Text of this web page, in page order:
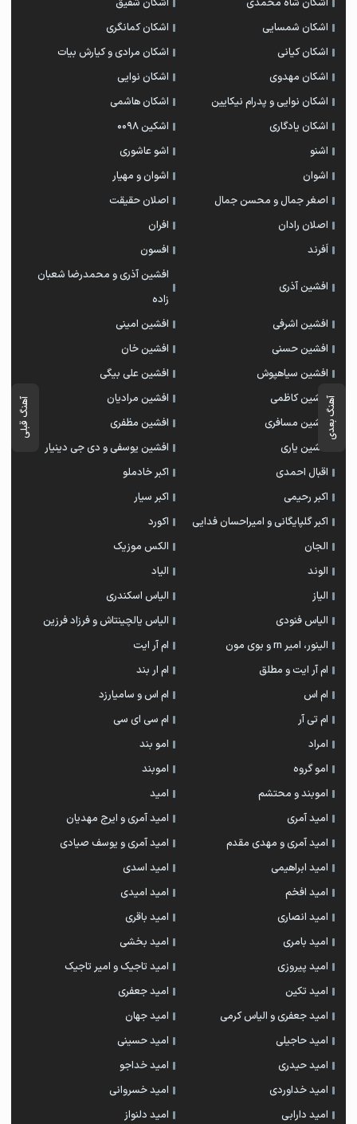
آهنگ بعدی آهنگ قبلی
اشکان شمسایی
اشکان‌ کمانگری
اشکان کیانی
اشکان مرادی و کیارش بیات
اشکان مهدوی
اشکان نوایی
اشکان نوایی و پدرام نیکایین
اشکان هاشمی
اشکان یادگاری
اشکین ۰۰۹۸
اشنو
اشو عاشوری
اشوان
اشوان و مهیار
اصغر جمال و محسن جمال
اصلان حقیقت
اصلان رادان
افران
اَفرند
افسون
افشین آذری
افشین آذری و محمدرضا شعبان
زاده
افشین اشرفی
افشین امینی
افشین حسنی
افشین خان
افشین سیاهپوش
افشین علی بیگی
افشین کاظمی
افشین مرادیان
افشین مسافری
افشین مظفری
افشین یاری
افشین یوسفی و دی جی دینیار
اقبال احمدی
اکبر خادملو
اکبر رحیمی
اکبر سیار
اکبر گلپایگانی و امیراحسان فدایی
اکورد
الجان
الکس موزیک
الوند
الیاد
الیاز
الیاس اسکندری
الیاس فنودی
الیاس یالچینتاش و فرزاد فرزین
الینور، امیر rn و بوی مون
ام آر ایت
ام آر ایت و مطلق
ام‌ ار بند
ام اس
ام اس و سامیارزد
ام تی آر
ام سی ای سی
امراد
امو بند
امو گروه
اموبند
اموبند و محتشم
امید
امید آمری
امید آمری و ایرج مهدیان
امید آمری و مهدی مقدم
امید آمری و یوسف صیادی
امید ابراهیمی
امید اسدی
امید افخم
امید امیدی
امید انصاری
امید باقری
امید بامری
امید بخشی
امید پیروزی
امید تاجیک و امیر تاجیک
امید تکین
امید جعفری
امید جعفری و الیاس کرمی
امید جهان
امید حاجیلی
امید حسینی
امید حیدری
امید خداجو
امید خداوردی
امید خسروانی
امید دارابی
امید دلنواز